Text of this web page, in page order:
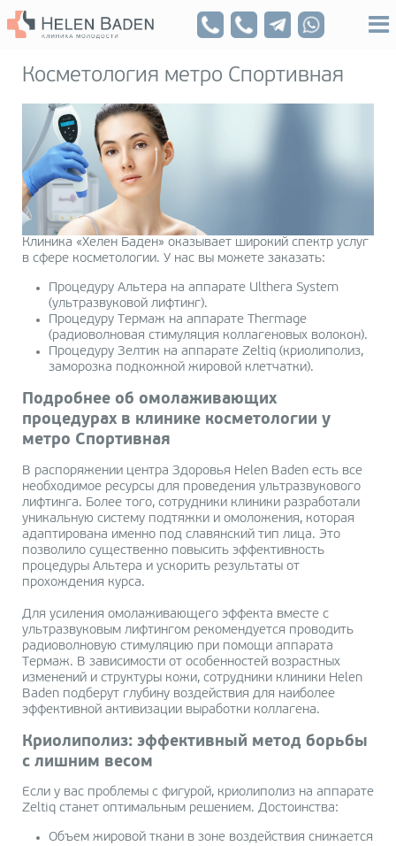
Косметология метро Спортивная
Клиника «Хелен Баден» оказывает широкий спектр услуг
в сфере косметологии. У нас вы можете заказать:
Процедуру Альтера на аппарате Ulthera System
(ультразвуковой лифтинг).
Процедуру Термаж на аппарате Thermage
(радиоволновая стимуляция коллагеновых волокон).
Процедуру Зелтик на аппарате Zeltiq (криолиполиз,
заморозка подкожной жировой клетчатки).
Подробнее об омолаживающих
процедурах в клинике косметологии у
метро Спортивная
В распоряжении центра Здоровья Helen Baden есть все
необходимое ресурсы для проведения ультразвукового
лифтинга. Более того, сотрудники клиники разработали
уникальную систему подтяжки и омоложения, которая
адаптирована именно под славянский тип лица. Это
позволило существенно повысить эффективность
процедуры Альтера и ускорить результаты от
прохождения курса.
Для усиления омолаживающего эффекта вместе с
ультразвуковым лифтингом рекомендуется проводить
радиоволновую стимуляцию при помощи аппарата
Термаж. В зависимости от особенностей возрастных
изменений и структуры кожи, сотрудники клиники Helen
Baden подберут глубину воздействия для наиболее
эффективной активизации выработки коллагена.
Криолиполиз: эффективный метод борьбы
с лишним весом
Если у вас проблемы с фигурой, криолиполиз на аппарате
Zeltiq станет оптимальным решением. Достоинства:
Объем жировой ткани в зоне воздействия снижается